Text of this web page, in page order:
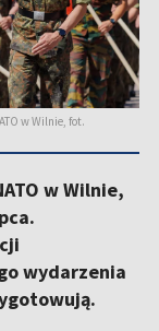
w Wilnie, fot.
w Wilnie,
wydarzenia